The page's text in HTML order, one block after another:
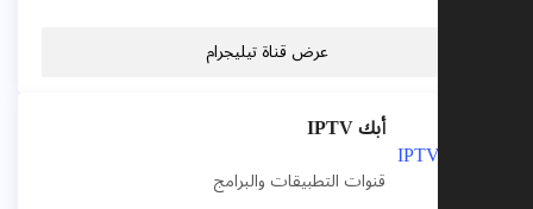
عرض قناة تيليجرام
أبك IPTV
قنوات التطبيقات والبرامج